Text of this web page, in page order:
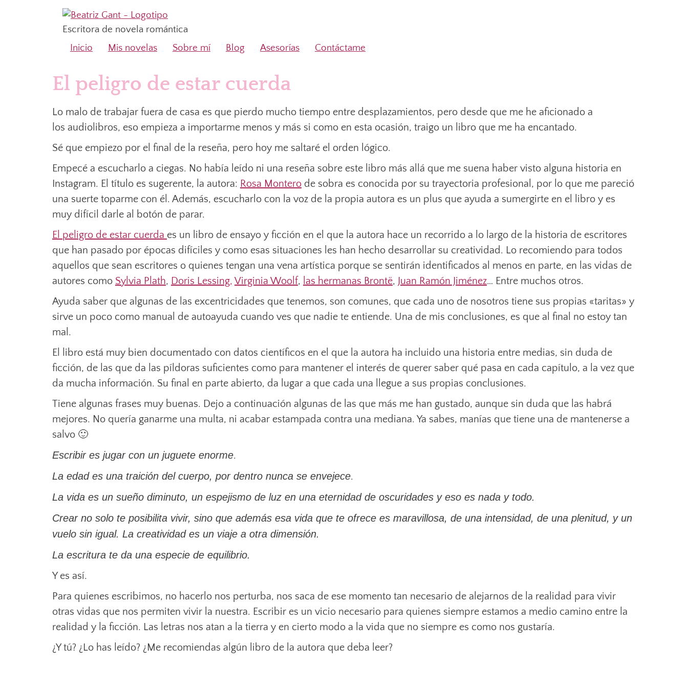
Escritora de novela romántica
Inicio
Mis novelas Sobre mí Blog Asesorías Contáctame
El peligro de estar cuerda
Lo malo de trabajar fuera de casa es que pierdo mucho tiempo entre desplazamientos, pero desde que me he aficionado a
los audiolibros, eso empieza a importarme menos y más si como en esta ocasión, traigo un libro que me ha encantado.
Sé que empiezo por el final de la reseña, pero hoy me saltaré el orden lógico.
Empecé a escucharlo a ciegas. No había leído ni una reseña sobre este libro más allá que me suena haber visto alguna historia en
Instagram. El título es sugerente, la autora: Rosa Montero de sobra es conocida por su trayectoria profesional, por lo que me pareció
una suerte toparme con él. Además, escucharlo con la voz de la propia autora es un plus que ayuda a sumergirte en el libro y es
muy difícil darle al botón de parar.
El peligro de estar cuerda es un libro de ensayo y ficción en el que la autora hace un recorrido a lo largo de la historia de escritores
que han pasado por épocas difíciles y como esas situaciones les han hecho desarrollar su creatividad. Lo recomiendo para todos
aquellos que sean escritores o quienes tengan una vena artística porque se sentirán identificados al menos en parte, en las vidas de
autores como Sylvia Plath, Doris Lessing, Virginia Woolf, las hermanas Brontë, Juan Ramón Jiménez… Entre muchos otros.
Ayuda saber que algunas de las excentricidades que tenemos, son comunes, que cada uno de nosotros tiene sus propias «taritas» y
sirve un poco como manual de autoayuda cuando ves que nadie te entiende. Una de mis conclusiones, es que al final no estoy tan
mal.
El libro está muy bien documentado con datos científicos en el que la autora ha incluido una historia entre medias, sin duda de
ficción, de las que da las píldoras suficientes como para mantener el interés de querer saber qué pasa en cada capítulo, a la vez que
da mucha información. Su final en parte abierto, da lugar a que cada una llegue a sus propias conclusiones.
Tiene algunas frases muy buenas. Dejo a continuación algunas de las que más me han gustado, aunque sin duda que las habrá
mejores. No quería ganarme una multa, ni acabar estampada contra una mediana. Ya sabes, manías que tiene una de mantenerse a
salvo 🙂
Escribir es jugar con un juguete enorme.
La edad es una traición del cuerpo, por dentro nunca se envejece.
La vida es un sueño diminuto, un espejismo de luz en una eternidad de oscuridades y eso es nada y todo.
Crear no solo te posibilita vivir, sino que además esa vida que te ofrece es maravillosa, de una intensidad, de una plenitud, y un
vuelo sin igual. La creatividad es un viaje a otra dimensión.
La escritura te da una especie de equilibrio.
Y es así.
Para quienes escribimos, no hacerlo nos perturba, nos saca de ese momento tan necesario de alejarnos de la realidad para vivir
otras vidas que nos permiten vivir la nuestra. Escribir es un vicio necesario para quienes siempre estamos a medio camino entre la
realidad y la ficción. Las letras nos atan a la tierra y en cierto modo a la vida que no siempre es como nos gustaría.
¿Y tú? ¿Lo has leído? ¿Me recomiendas algún libro de la autora que deba leer?